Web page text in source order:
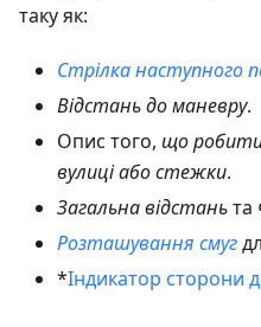
таку як:
Стрілка наступного
Відстань до маневру.
Опис того, що
вулиці або стежки.
Загальна відстаньта
Розташування смуг
*Індикатор сторони